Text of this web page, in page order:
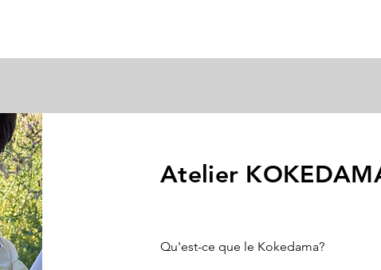
Atelier
Qu'est-ce que le Kokedama?